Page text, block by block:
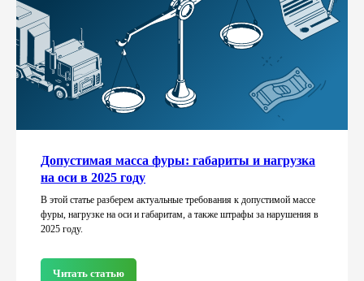
Допустимая масса фуры: габариты и нагрузка
на оси в 2025 году
В этой статье разберем актуальные требования к допустимой массе
фуры, нагрузке на оси и габаритам, а также штрафы за нарушения в
2025 году.
Читать статью